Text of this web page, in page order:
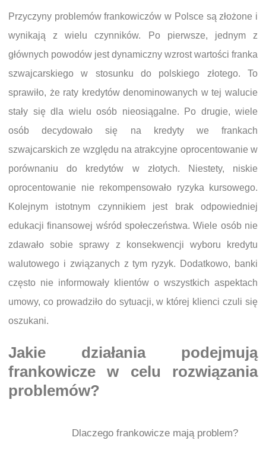
Przyczyny problemów frankowiczów w Polsce są złożone i
wynikają z wielu czynników. Po pierwsze, jednym z
głównych powodów jest dynamiczny wzrost wartości franka
szwajcarskiego w stosunku do polskiego złotego. To
sprawiło, że raty kredytów denominowanych w tej walucie
stały się dla wielu osób nieosiągalne. Po drugie, wiele
osób decydowało się na kredyty we frankach
szwajcarskich ze względu na atrakcyjne oprocentowanie w
porównaniu do kredytów w złotych. Niestety, niskie
oprocentowanie nie rekompensowało ryzyka kursowego.
Kolejnym istotnym czynnikiem jest brak odpowiedniej
edukacji finansowej wśród społeczeństwa. Wiele osób nie
zdawało sobie sprawy z konsekwencji wyboru kredytu
walutowego i związanych z tym ryzyk. Dodatkowo, banki
często nie informowały klientów o wszystkich aspektach
umowy, co prowadziło do sytuacji, w której klienci czuli się
oszukani.
Jakie działania podejmują
frankowicze w celu rozwiązania
problemów?
Dlaczego frankowicze mają problem?